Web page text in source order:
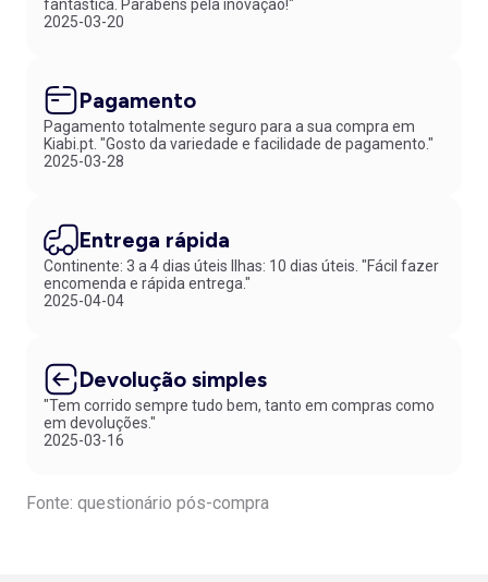
fantástica. Parabéns pela inovação!"
2025-03-20
Pagamento
Pagamento totalmente seguro para a sua compra em
Kiabi.pt. "Gosto da variedade e facilidade de pagamento."
2025-03-28
Entrega rápida
Continente: 3 a 4 dias úteis Ilhas: 10 dias úteis. "Fácil fazer
encomenda e rápida entrega."
2025-04-04
Devolução simples
"Tem corrido sempre tudo bem, tanto em compras como
em devoluções."
2025-03-16
Fonte: questionário pós-compra